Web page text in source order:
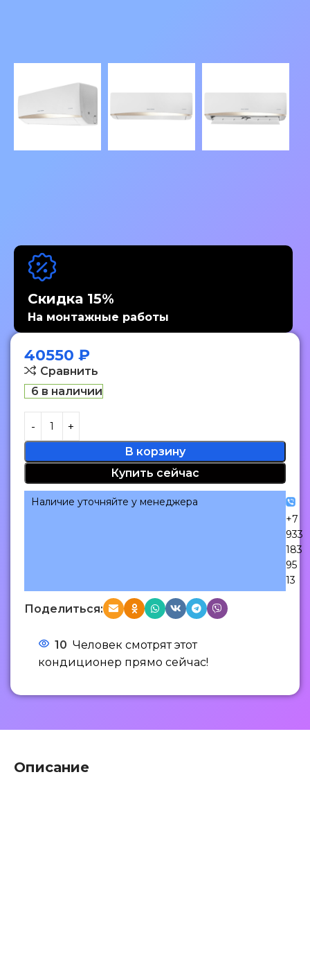
Скидка 15%
На монтажные работы
40550 ₽
Сравнить
6 в наличии
В корзину
Купить сейчас
Наличие уточняйте у менеджера
+7
933
183
95
13
Поделиться:
10 Человек смотрят этот
кондиционер прямо сейчас!
Описание